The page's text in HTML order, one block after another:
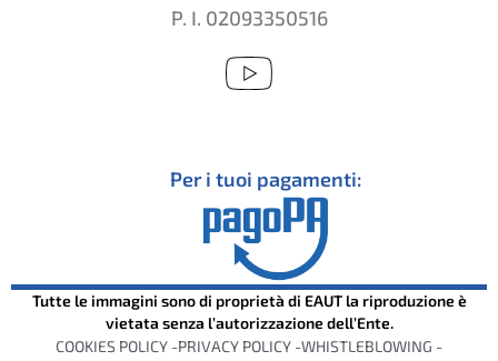
P. I. 02093350516
Per i tuoi pagamenti:
Tutte le immagini sono di proprietà di EAUT la riproduzione è
vietata senza l’autorizzazione dell’Ente.
COOKIES POLICY -PRIVACY POLICY -WHISTLEBLOWING -